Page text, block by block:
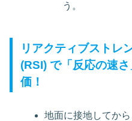
う。
リアクティブストレ
(RSI) で「反応の速
価！
地面に接地してか